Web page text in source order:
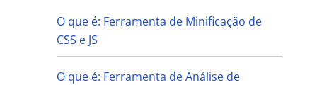
O que é: Ferramenta de Minificação de
CSS e JS
O que é: Ferramenta de Análise de